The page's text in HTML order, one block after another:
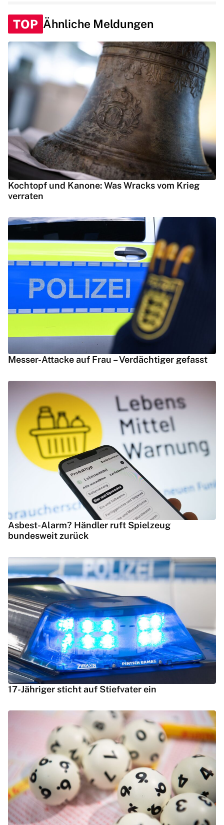
TOP Ähnliche Meldungen
Kochtopf und Kanone: Was Wracks vom Krieg
verraten
Messer-Attacke auf Frau – Verdächtiger gefasst
Asbest-Alarm? Händler ruft Spielzeug
bundesweit zurück
17-Jähriger sticht auf Stiefvater ein